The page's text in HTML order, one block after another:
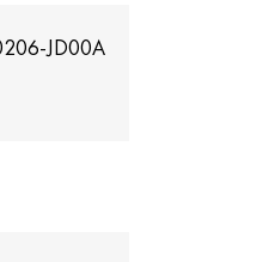
JD00A